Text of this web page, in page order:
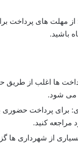
از مهلت های پرداخت
باشید.
ها اغلب از طریق
می شود.
برای پرداخت حضوری
مراجعه کنید.
از شهرداری ها